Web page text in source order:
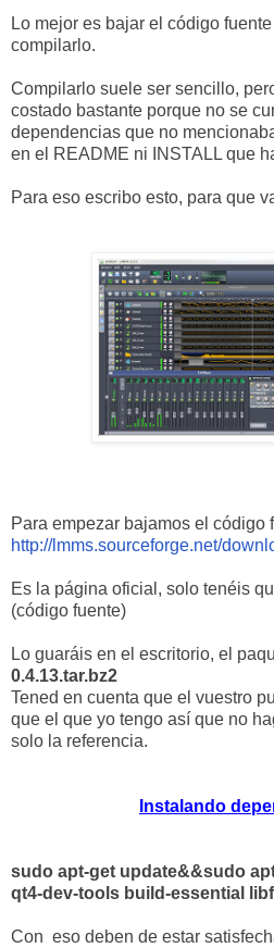
Lo mejor es bajar el código
compilarlo.
Compilarlo suele ser sencillo,
costado bastante porque no se
dependencias que no
en el README ni INSTALL que
Para eso escribo esto, para que
Para empezar bajamos el código
http://lmms.sourceforge.net/
Es la página oficial, solo tenéis
(código fuente)
Lo guaráis en el escritorio, el
0.4.13.tar.bz2
Tened en cuenta que el vuestro
que el que yo tengo así que no
solo la referencia.
Instalando
sudo apt-get update&&sudo
qt4-dev-tools build-essential
Con eso deben de estar